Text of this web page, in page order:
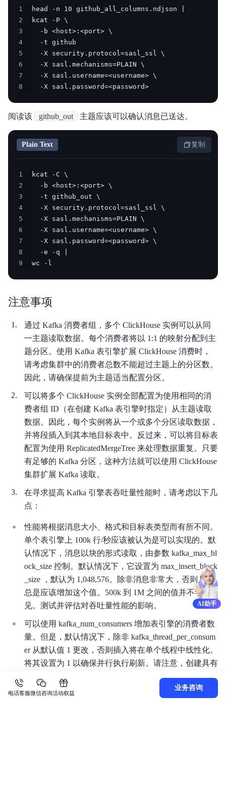
1
2
3
4
5
6
7
8
  -X sasl.password=<password>
阅读该 github_out 主题应该可以确认消息已送达。
Plain Text 复制
1
2
3
4
5
6
7
8
9
wc -l
注意事项
通过 Kafka 消费者组，多个 ClickHouse 实例可以从同
一主题读取数据。每个消费者将以 1:1 的映射分配到主
题分区。使用 Kafka 表引擎扩展 ClickHouse 消费时，
请考虑集群中的消费者总数不能超过主题上的分区数。
因此，请确保提前为主题适当配置分区。
可以将多个 ClickHouse 实例全部配置为使用相同的消
费者组 ID（在创建 Kafka 表引擎时指定）从主题读取
数据。因此，每个实例将从一个或多个分区读取数据，
并将段插入到其本地目标表中。反过来，可以将目标表
配置为使用 ReplicatedMergeTree 来处理数据重复。只要
有足够的 Kafka 分区，这种方法就可以使用 ClickHouse
集群扩展 Kafka 读取。
在寻求提高 Kafka 引擎表吞吐量性能时，请考虑以下几
点：
性能将根据消息大小、格式和目标表类型而有所不同。
单个表引擎上 100k 行/秒应该被认为是可以实现的。默
认情况下，消息以块的形式读取，由参数 kafka_max_bl
ock_size 控制。默认情况下，它设置为 max_insert_block
_size ，默认为 1,048,576。除非消息非常大，否则几乎
总是应该增加这个值。500k 到 1M 之间的值并不罕
见。测试并评估对吞吐量性能的影响。
可以使用 kafka_num_consumers 增加表引擎的消费者数
量。但是，默认情况下，除非 kafka_thread_per_consum
er 从默认值 1 更改，否则插入将在单个线程中线性化。
将其设置为 1 以确保并行执行刷新。请注意，创建具有
N 个消费者（并且 kafka_thread_per_consumer=1）的 Ka
fka 引擎表在逻辑上等同于创建 N 个 Kafka 引擎，每个
AI助手
电话客服微信咨询活动权益
业务咨询